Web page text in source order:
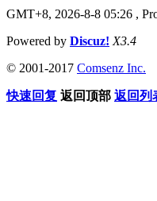
GMT+8, 2026-8-8 05:26 ,
Powered by Discuz! X3.4
© 2001-2017 Comsenz Inc.
快速回复 返回顶部 返回列